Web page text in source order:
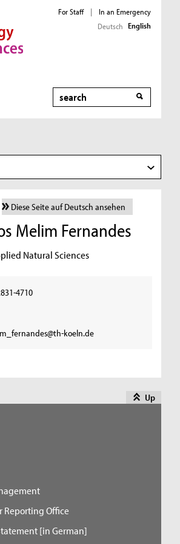
For Staff |
In an Emergency
Deutsch English
Search
Diese Seite auf Deutsch ansehen
Melim Fernandes
Natural Sciences
4710
koeln.de
Up
Reporting Office
[in German]